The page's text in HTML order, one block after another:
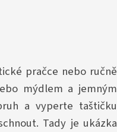
pračce nebo ručně
mýdlem a jemným
a vyperte taštičku
Tady je ukázka